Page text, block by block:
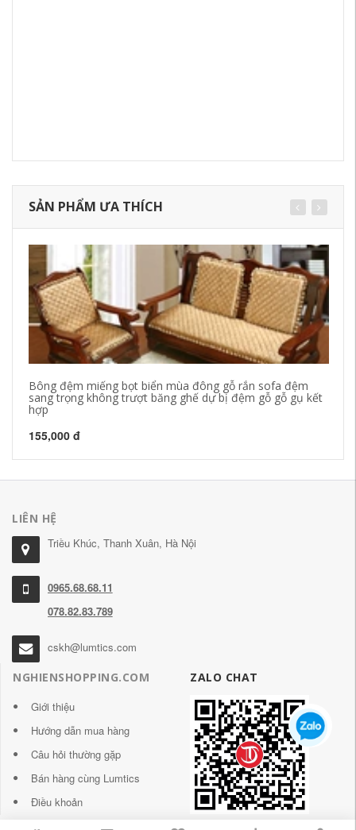
SẢN PHẨM ƯA THÍCH
Bông đệm miếng bọt biển mùa đông gỗ rắn sofa đệm
sang trọng không trượt băng ghế dự bị đệm gỗ gỗ gụ kết
hợp
155,000 đ
LIÊN HỆ
Triều Khúc, Thanh Xuân, Hà Nội
0965.68.68.11
078.82.83.789
cskh@lumtics.com
NGHIENSHOPPING.COM
Giới thiệu
Hướng dẫn mua hàng
Câu hỏi thường gặp
Bán hàng cùng Lumtics
Điều khoản
ZALO CHAT